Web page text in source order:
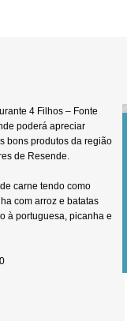
4 Filhos – Fonte
poderá apreciar
bons produtos da região
de Resende.
carne tendo como
com arroz e batatas
à portuguesa, picanha e